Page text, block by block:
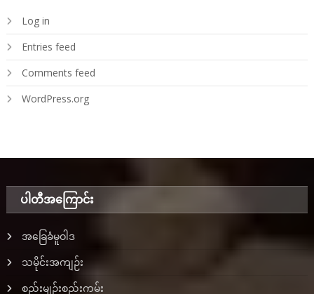
Log in
Entries feed
Comments feed
WordPress.org
ပါတီအ‌ကြောင်း
အခြေခံမူဝါဒ
သမိုင်းအကျဉ်း
စည်းမျဉ်းစည်းကမ်း